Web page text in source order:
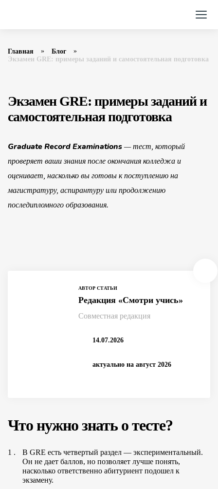
Главная
Блог
Экзамен GRE: примеры заданий и самостоятельная подготовка
Экзамен GRE: примеры заданий и
самостоятельная подготовка
Graduate Record Examinations — тест, который
проверяет ваши знания после окончания колледжа и
оценивает, насколько вы готовы к поступлению на
магистратуру, аспирантуру или продолжению
последипломного образования.
АВТОР СТАТЬИ
Редакция «Смотри учись»
Совместная редакция
14.07.2026
актуально на август 2026
Что нужно знать о тесте?
В GRE есть четвертый раздел — экспериментальный.
Он не дает баллов, но позволяет лучше понять,
насколько ответственно абитуриент подошел к
экзамену.